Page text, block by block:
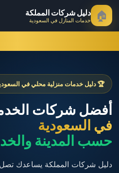
🏠 دليل شركات المملكة
خدمات المنازل في السعودية
🏆 دليل خدمات منزلية محلي في
أفضل شركات
في السعودية
حسب المدينة
دليل شركات المملكة يساعدك